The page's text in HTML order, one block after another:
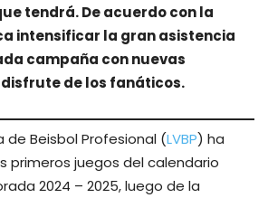
tendrá. De acuerdo con la
intensificar la gran asistencia
campaña con nuevas
de los fanáticos.
de Beisbol Profesional (LVBP) ha
primeros juegos del calendario
2024 – 2025, luego de la